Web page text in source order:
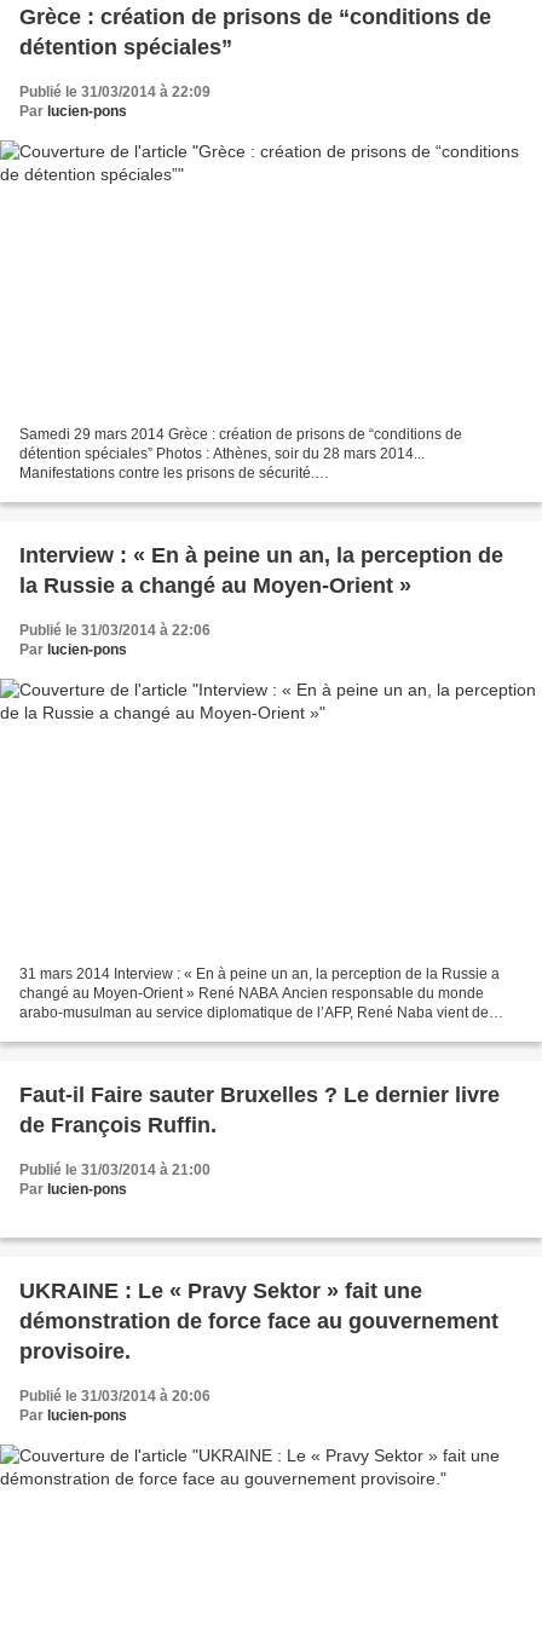
Grèce : création de prisons de “conditions de
détention spéciales”
Publié le 31/03/2014 à 22:09
Par lucien-pons
Samedi 29 mars 2014 Grèce : création de prisons de “conditions de
détention spéciales” Photos : Athènes, soir du 28 mars 2014...
Manifestations contre les prisons de sécurité.
____________________...
Interview : « En à peine un an, la perception de
la Russie a changé au Moyen-Orient »
Publié le 31/03/2014 à 22:06
Par lucien-pons
31 mars 2014 Interview : « En à peine un an, la perception de la Russie a
changé au Moyen-Orient » René NABA Ancien responsable du monde
arabo-musulman au service diplomatique de l’AFP, René Naba vient de
Faut-il Faire sauter Bruxelles ? Le dernier livre
de François Ruffin.
Publié le 31/03/2014 à 21:00
Par lucien-pons
UKRAINE : Le « Pravy Sektor » fait une
démonstration de force face au gouvernement
provisoire.
Publié le 31/03/2014 à 20:06
Par lucien-pons